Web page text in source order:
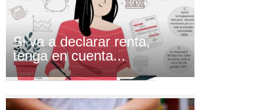
Si va a declarar renta,
tenga en cuenta...